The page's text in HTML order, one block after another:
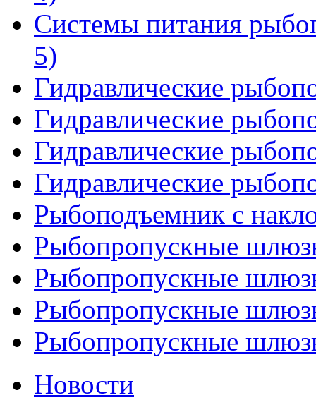
Системы питания
5)
Гидравлические
Гидравлические
Гидравлические
Гидравлические
Рыбоподъемник с
Рыбопропускные
Рыбопропускные
Рыбопропускные
Рыбопропускные
Новости